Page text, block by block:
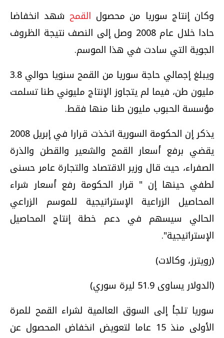
وكان إنتاج سوريا من محصول القمح شهد انخفاضا
حادا خلال عام 2008 وصل إلى النصف نتيجة الظروف
الجوية التي سادت في هذا الموسم.
ويبلغ إجمالي حاجة سوريا من القمح سنويا حوالي 3.8
مليون طن، فيما لم يتجاوز الإنتاج مليوني طنا تسلمت
مؤسسة الحبوب مليون طنا منها فقط.
يذكر إن الحكومة السورية اتخذت قرارا في إبريل 2008
يقضي برفع أسعار القمح والشعير والقطن والذرة
الصفراء، حيث قال وزير الاقتصاد والتجارة عامر حسنى
لطفي حينها إن " قرار الحكومة رفع أسعار شراء
المحاصيل الزراعية الإستراتيجية للموسم الزراعي
الحالي سيسهم في دعم خطة إنتاج المحاصيل
الإستراتيجية".
(رويترز، وكالات)
(الدولار يساوى 51.9 ليرة سوري)
سوريا تلجأ إلى السوق العالمية لشراء القمح للمرة
الأولى منذ 15 عاما لتعويض انخفاض المحصول عن